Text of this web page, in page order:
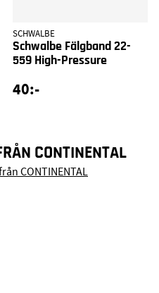
SCHWALBE
Schwalbe Fälgband 22-
559 High-Pressure
40:-
CONTINENTAL
CONTINENTAL